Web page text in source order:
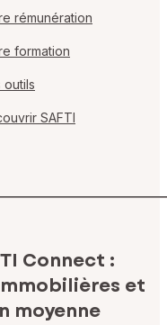
rémunération
formation
outils
SAFTI
Connect :
et
moyenne